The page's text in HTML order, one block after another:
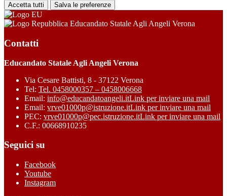
Accetta tutti Salva le preferenze
Educandato Statale Agli Angeli Verona
Contatti
Educandato Statale Agli Angeli Verona
Via Cesare Battisti, 8 - 37122 Verona
Tel: Tel. 0458000357 – 0458006668
Email: info@educandatoangeli.itLink per inviare una mail
Email: vrve01000p@istruzione.itLink per inviare una mail
PEC: vrve01000p@pec.istruzione.itLink per inviare una mail
C.F.: 00668910235
Seguici su
Facebook
Youtube
Instagram